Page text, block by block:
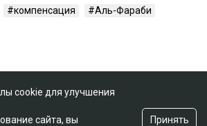
компенсация Аль-Фараби
cookie для улучшения
сайта, вы
Принять